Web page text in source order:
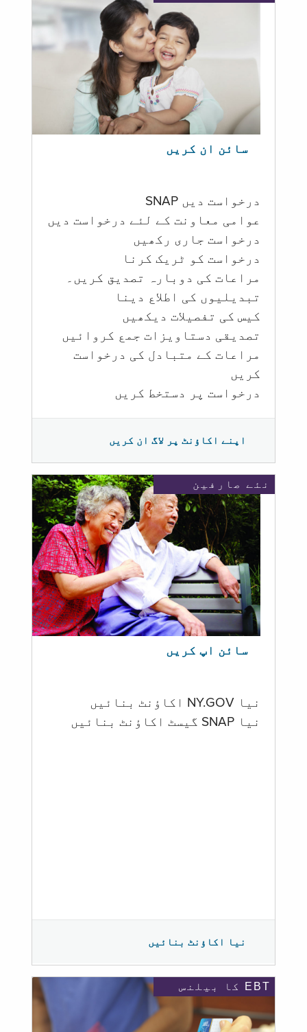
سائن ان کریں
درخواست دیں SNAP
عوامی معاونت کے لئے درخواست دیں
درخواست جاری رکھیں
درخواست کو ٹریک کرنا
مراعات کی دوبارہ تصدیق کریں۔
تبدیلیوں کی اطلاع دینا
کیس کی تفصیلات دیکھیں
تصدیقی دستاویزات جمع کروائیں
مراعات کے متبادل کی درخواست
کریں
درخواست پر دستخط کریں
اپنے اکاؤنٹ پر لاگ ان کریں
نئے صارفین
سائن اپ کریں
نیا NY.GOV اکاؤنٹ بنائیں
نیا SNAP گیسٹ اکاؤنٹ بنائیں
نیا اکاؤنٹ بنائیں
EBT کا بیلنس